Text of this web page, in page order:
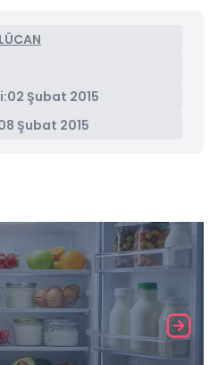
02 Şubat 2015
Şubat 2015